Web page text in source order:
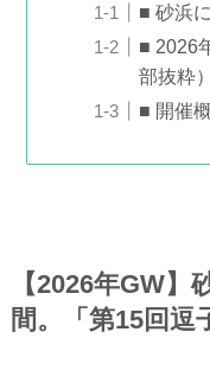
■ 砂浜
■ 2026
部抜粋）
■ 開催
【2026年GW】
間。「第15回逗